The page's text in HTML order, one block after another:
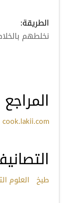
الطريقة:
نخلطهم
المراجع
cook.lakii.com
طبخ العلوم